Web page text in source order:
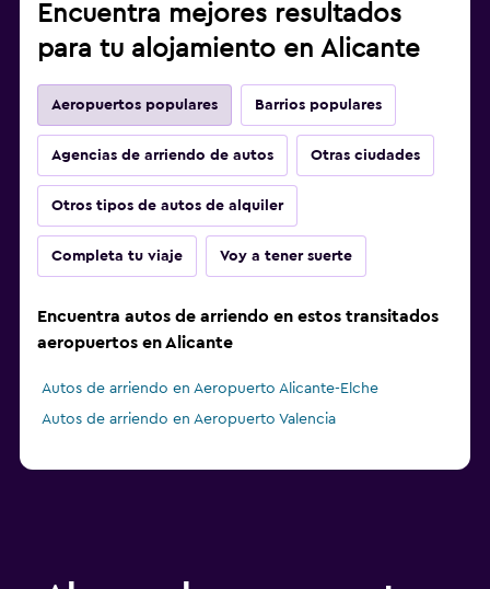
Encuentra mejores resultados
para tu alojamiento en Alicante
Aeropuertos populares Barrios populares
Agencias de arriendo de autos Otras ciudades
Otros tipos de autos de alquiler
Completa tu viaje Voy a tener suerte
Encuentra autos de arriendo en estos transitados
aeropuertos en Alicante
Autos de arriendo en Aeropuerto Alicante-Elche
Autos de arriendo en Aeropuerto Valencia